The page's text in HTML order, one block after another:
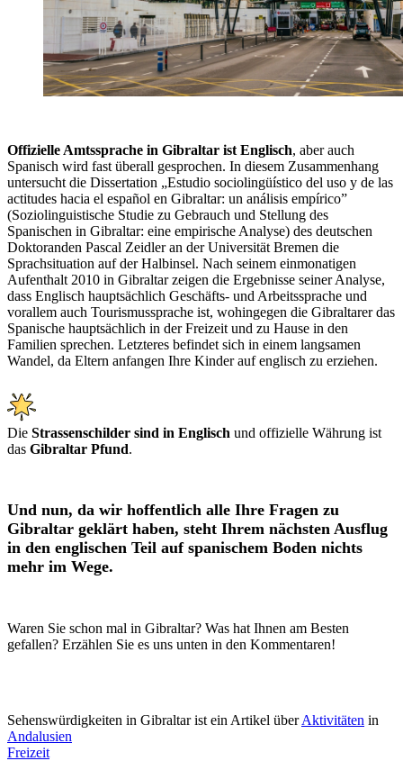
Offizielle Amtssprache in Gibraltar ist Englisch, aber auch
Spanisch wird fast überall gesprochen. In diesem Zusammenhang
untersucht die Dissertation „Estudio sociolingüístico del uso y de las
actitudes hacia el español en Gibraltar: un análisis empírico”
(Soziolinguistische Studie zu Gebrauch und Stellung des
Spanischen in Gibraltar: eine empirische Analyse) des deutschen
Doktoranden Pascal Zeidler an der Universität Bremen die
Sprachsituation auf der Halbinsel. Nach seinem einmonatigen
Aufenthalt 2010 in Gibraltar zeigen die Ergebnisse seiner Analyse,
dass Englisch hauptsächlich Geschäfts- und Arbeitssprache und
vorallem auch Tourismussprache ist, wohingegen die Gibraltarer das
Spanische hauptsächlich in der Freizeit und zu Hause in den
Familien sprechen. Letzteres befindet sich in einem langsamen
Wandel, da Eltern anfangen Ihre Kinder auf englisch zu erziehen.
Die Strassenschilder sind in Englisch und offizielle Währung ist
das Gibraltar Pfund.
Und nun, da wir hoffentlich alle Ihre Fragen zu
Gibraltar geklärt haben, steht Ihrem nächsten Ausflug
in den englischen Teil auf spanischem Boden nichts
mehr im Wege.
Waren Sie schon mal in Gibraltar? Was hat Ihnen am Besten
gefallen? Erzählen Sie es uns unten in den Kommentaren!
Sehenswürdigkeiten in Gibraltar ist ein Artikel überAktivitäten in
Andalusien
Freizeit